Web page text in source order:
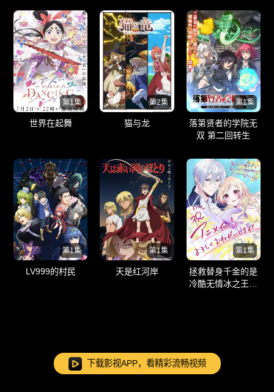
车
第1集
世界在起舞
第2集
猫与龙
第1集
落第贤者的学院无
双 第二回转生
第1集
LV999的村民
第1集
天是红河岸
第1集
拯救替身千金的是
冷酷无情冰之王子
下载影视APP，看精彩流畅视频